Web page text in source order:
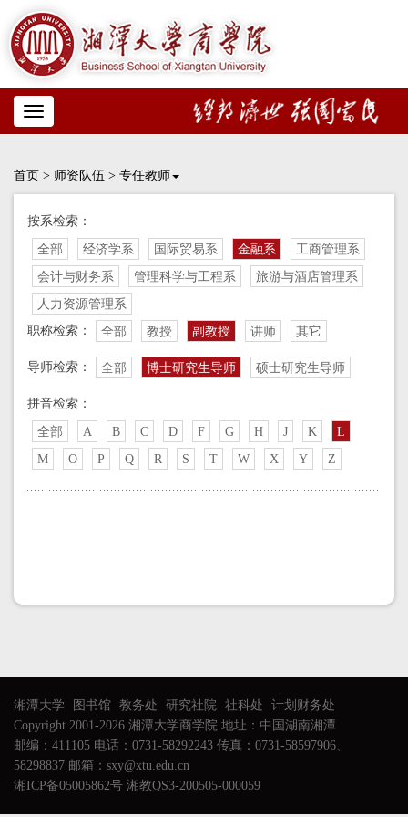
Toggle
navigation
首页 > 师资队伍 > 专任教师
按系检索：
全部 经济学系 国际贸易系 金融系
工商管理系
会计与财务系
管理科学与工程系
旅游与酒店管理系
人力资源管理系
职称检索：
全部 教授 副教授 讲师 其它
导师检索： 全部 博士研究生导师 硕士研究生导师
拼音检索：
全部 A B C D F G H J K
L
M
O P Q R S T W X Y Z
湘潭大学 图书馆 教务处 研究社院 社科处
计划财务处
Copyright 2001-2026 湘潭大学商学院 地址：中国湖南湘潭
邮编：411105 电话：0731-58292243 传真：0731-58597906、
58298837 邮箱：sxy@xtu.edu.cn
湘ICP备05005862号 湘教QS3-200505-000059